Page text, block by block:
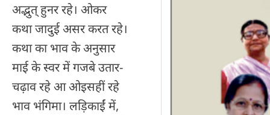
अद्भुत् हुनर रहे। ओकर
कथा जादुई असर करत रहे।
कथा का भाव के अनुसार
माई के स्वर में गजबे उतार-
चढ़ाव रहे आ ओइसहीं रहे
भाव भंगिमा। लड़िकाईं में,